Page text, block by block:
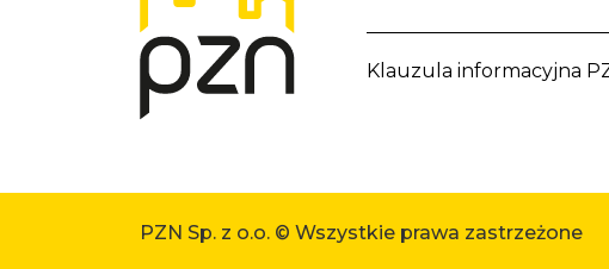
Klauzula informacyjna
PZN Sp. z o.o. © Wszystkie prawa zastrzeżone